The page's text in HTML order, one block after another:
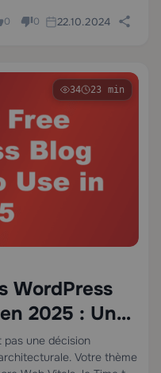
cet élément page…
0 0 22.10.2024
34 23 min
WordPress
2025 : Une
pas une décision
Votre thème